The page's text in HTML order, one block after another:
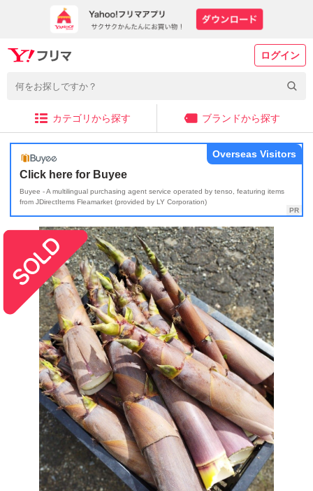
ログイン
カテゴリから探す ブランドから探す
Click here for Buyee
Buyee - A multilingual purchasing agent service operated by tenso, featuring items
from JDirectItems Fleamarket (provided by LY Corporation)
Overseas Visitors